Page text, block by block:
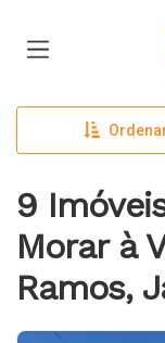
9
Morar à
Ramos,